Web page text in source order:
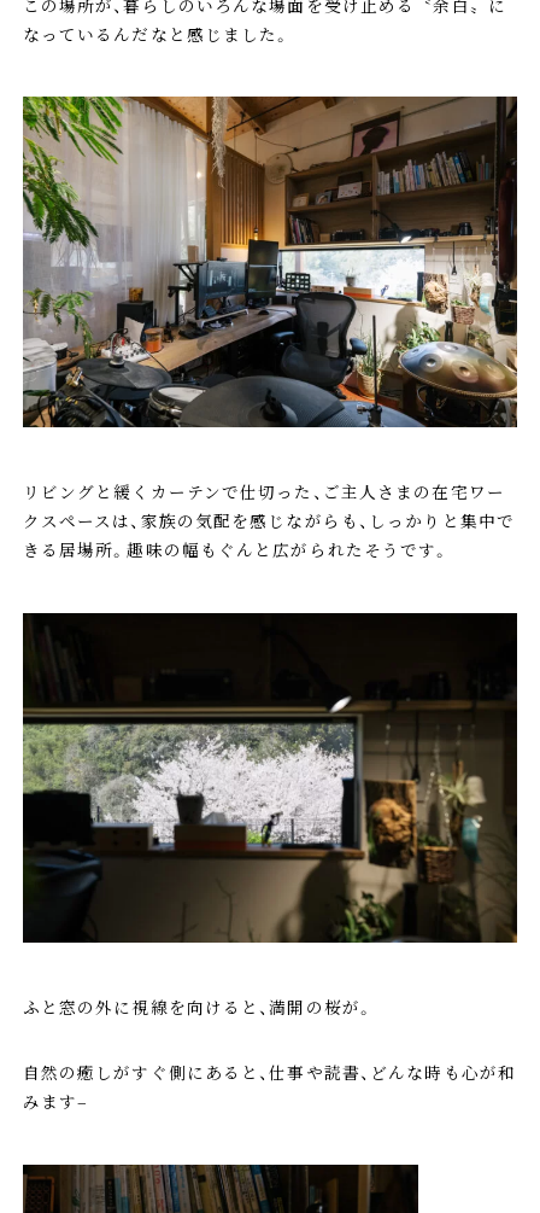
なっているんだなと感じました。
リビングと緩くカーテンで仕切った、ご主人さまの在宅ワー
クスペースは、家族の気配を感じながらも、しっかりと集中で
きる居場所。趣味の幅もぐんと広がられたそうです。
ふと窓の外に視線を向けると、満開の桜が。
自然の癒しがすぐ側にあると、仕事や読書、どんな時も心が和
みます–